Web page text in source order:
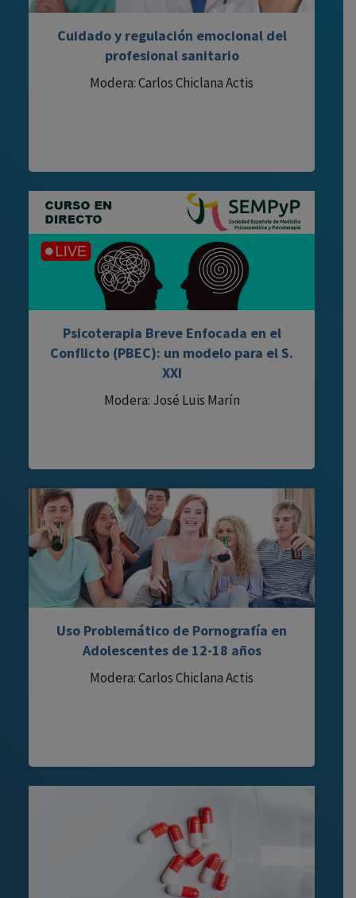
Cuidado y regulación emocional del
profesional sanitario
Modera: Carlos Chiclana Actis
Psicoterapia Breve Enfocada en el
Conflicto (PBEC): un modelo para el S.
XXI
Modera: José Luis Marín
Uso Problemático de Pornografía en
Adolescentes de 12-18 años
Modera: Carlos Chiclana Actis